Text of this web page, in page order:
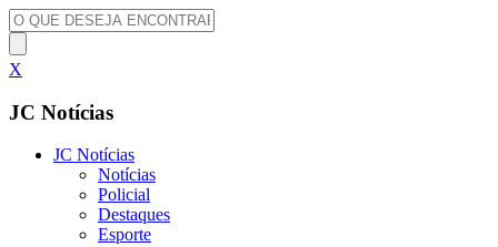
X
JC Notícias
JC Notícias
Notícias
Policial
Destaques
Esporte